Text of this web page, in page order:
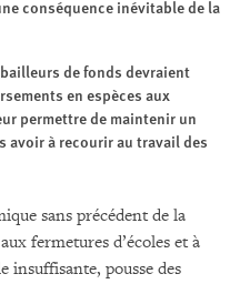
conséquence inévitable de la
de fonds devraient
en espèces aux
permettre de maintenir un
avoir à recourir au travail des
sans précédent de la
fermetures d’écoles et à
insuffisante, pousse des